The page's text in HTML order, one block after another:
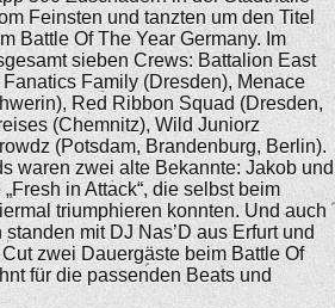
Feinsten und tanzten um den Titel
Battle Of The Year Germany. Im
sieben Crews: Battalion East
Family (Dresden), Menace
Red Ribbon Squad (Dresden,
(Chemnitz), Wild Juniorz
(Potsdam, Brandenburg, Berlin).
waren zwei alte Bekannte: Jakob und
in Attack“, die selbst beim
triumphieren konnten. Und auch
mit DJ Nas’D aus Erfurt und
zwei Dauergäste beim Battle Of
für die passenden Beats und